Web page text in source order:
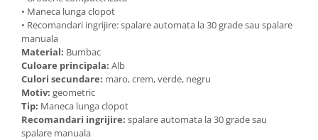
• Maneca lunga clopot
• Recomandari ingrijire: spalare automata la 30 grade sau spalare
manuala
Material: Bumbac
Culoare principala: Alb
Culori secundare: maro, crem, verde, negru
Motiv: geometric
Tip: Maneca lunga clopot
Recomandari ingrijire: spalare automata la 30 grade sau
spalare manuala